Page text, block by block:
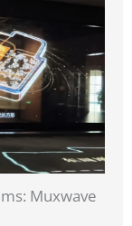
Muxwave